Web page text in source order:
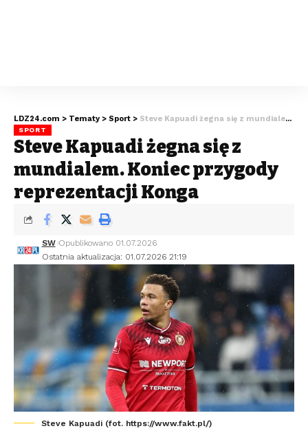
LDZ24.com > Tematy > Sport > Steve Kapuadi żegna się z mundialem. Koniec przygody reprezentacji Konga
SPORT
Steve Kapuadi żegna się z
mundialem. Koniec przygody
reprezentacji Konga
Ostatnia aktualizacja: 01.07.2026 21:19
SW Opublikowano 01.07.2026
Steve Kapuadi (fot. https://www.fakt.pl/)